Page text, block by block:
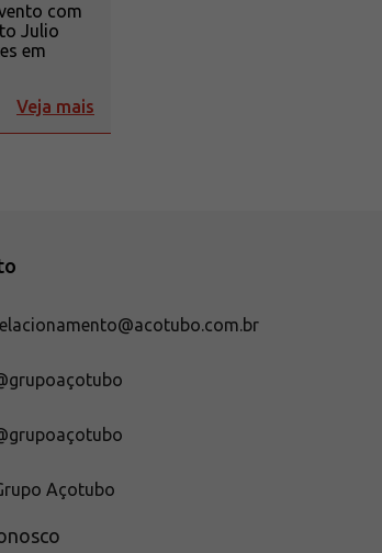
com
Julio
em
Veja mais
Açotubo